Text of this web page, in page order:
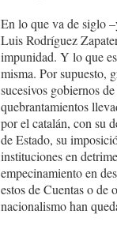
En lo que va de siglo
Luis Rodríguez
impunidad. Y lo que
misma. Por supuesto,
sucesivos gobiernos
quebrantamientos
por el catalán, con su
de Estado, su
instituciones en
empecinamiento en
estos de Cuentas o de
nacionalismo han